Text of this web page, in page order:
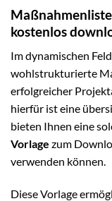
kostenlos
Im dynamischen
wohlstrukturierte
erfolgreicher
hierfür ist eine
bieten Ihnen eine
Vorlage zum
verwenden können.
Diese Vorlage